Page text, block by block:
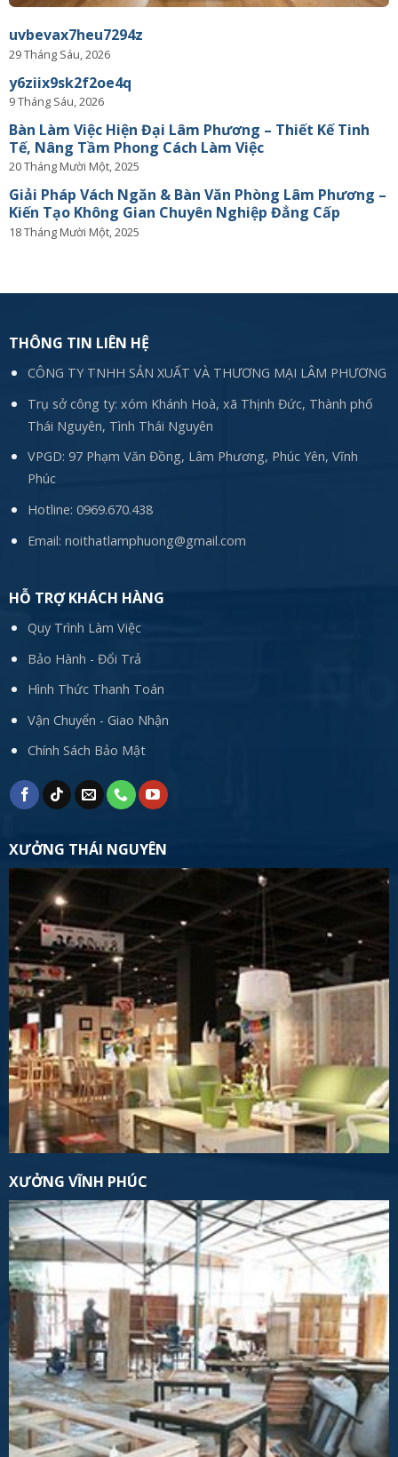
uvbevax7heu7294z
29 Tháng Sáu, 2026
y6ziix9sk2f2oe4q
9 Tháng Sáu, 2026
Bàn Làm Việc Hiện Đại Lâm Phương – Thiết Kế Tinh
Tế, Nâng Tầm Phong Cách Làm Việc
20 Tháng Mười Một, 2025
Giải Pháp Vách Ngăn & Bàn Văn Phòng Lâm Phương –
Kiến Tạo Không Gian Chuyên Nghiệp Đẳng Cấp
18 Tháng Mười Một, 2025
THÔNG TIN LIÊN HỆ
CÔNG TY TNHH SẢN XUẤT VÀ THƯƠNG MẠI LÂM PHƯƠNG
Trụ sở công ty: xóm Khánh Hoà, xã Thịnh Đức, Thành phố
Thái Nguyên, Tình Thái Nguyên
VPGD: 97 Phạm Văn Đồng, Lâm Phương, Phúc Yên, Vĩnh
Phúc
Hotline: 0969.670.438
Email: noithatlamphuong@gmail.com
HỖ TRỢ KHÁCH HÀNG
Quy Trình Làm Việc
Bảo Hành - Đổi Trả
Hình Thức Thanh Toán
Vận Chuyển - Giao Nhận
Chính Sách Bảo Mật
XƯỞNG THÁI NGUYÊN
XƯỞNG VĨNH PHÚC